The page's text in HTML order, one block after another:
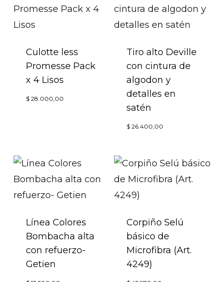
Culotte less
Promesse Pack
x 4 Lisos
$28.000,00
producto
variantes.
Las
opciones
elegir
Tiro alto Deville
con cintura de
algodon y
detalles en
satén
$26.400,00
tiene
Línea Colores
Bombacha alta
con refuerzo-
Getien
Corpiño Selú
básico de
Microfibra (Art.
4249)